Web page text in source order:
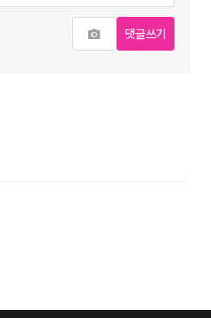
사진추가
댓글쓰기